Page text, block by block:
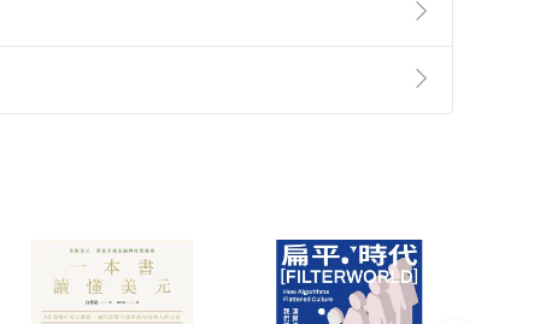
第2條第5款之規定，「非以有形媒介提供之數位
點選「瀏覽訂單明細」 「申請取消訂單/退
付款方式
Payment
完成訂單
Complete